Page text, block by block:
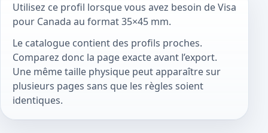
Utilisez ce profil lorsque vous avez besoin de Visa
pour Canada au format 35×45 mm.
Le catalogue contient des profils proches.
Comparez donc la page exacte avant l’export.
Une même taille physique peut apparaître sur
plusieurs pages sans que les règles soient
identiques.